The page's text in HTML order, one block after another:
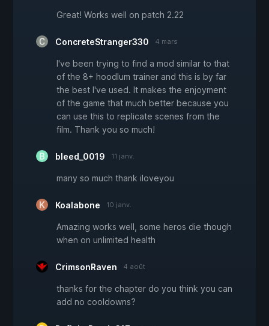
Great! Works well on patch 2.22
ConcreteStranger330 4 mars
I've been trying to find a mod similar to that
of the 8+ hoodlum trainer and this is by far
the best I've used. It makes the enjoyment
of the game that much better because you
can use this to replicate scenes from the
film. Thank you so much!
bleed_0019 11 janv.
many so much thank iloveyou
Koalabone 10 janv.
Amazing works well, some heros die though
when on unlimited health
CrimsonRaven 4 août
thanks for the chapter do you think you can
add no cooldowns?